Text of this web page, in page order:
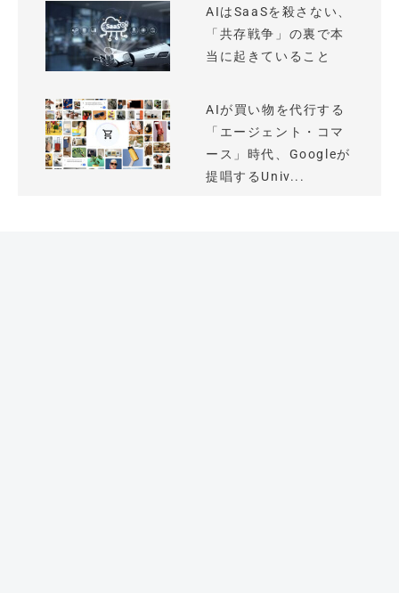
AIはSaaSを殺さない、
「共存戦争」の裏で本
当に起きていること
AIが買い物を代行する
「エージェント・コマ
ース」時代、Googleが
提唱するUniv...